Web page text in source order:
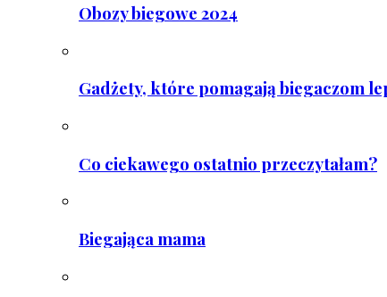
Obozy biegowe 2024
Gadżety, które pomagają biegaczom
Co ciekawego ostatnio przeczytałam?
Biegająca mama